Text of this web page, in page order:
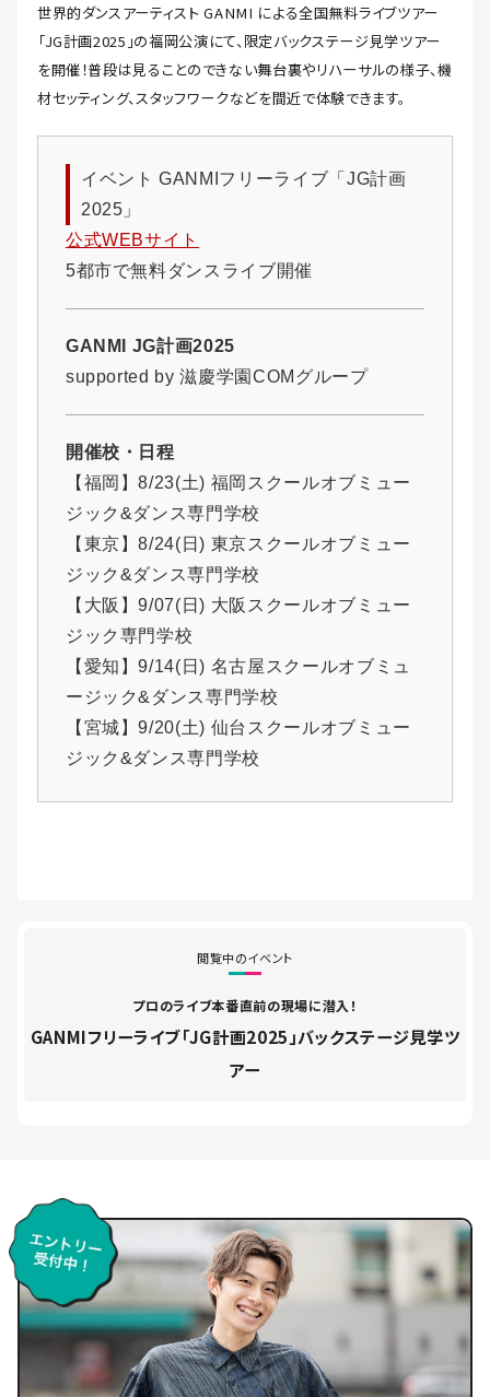
閲覧中のイベント
プロのライブ本番直前の現場に潜入！
GANMIフリーライブ「JG計画2025」バックステージ見学ツ
アー
世界的ダンスアーティスト GANMI による全国無料ライブツアー
「JG計画2025」の福岡公演にて、限定バックステージ見学ツアー
を開催！普段は見ることのできない舞台裏やリハーサルの様子、機
材セッティング、スタッフワークなどを間近で体験できます。
イベント GANMIフリーライブ「JG計画
2025」
公式WEBサイト
5都市で無料ダンスライブ開催
GANMI JG計画2025
supported by 滋慶学園COMグループ
開催校・日程
【福岡】8/23(土) 福岡スクールオブミュー
ジック&ダンス専門学校
【東京】8/24(日) 東京スクールオブミュー
ジック&ダンス専門学校
【大阪】9/07(日) 大阪スクールオブミュー
ジック専門学校
【愛知】9/14(日) 名古屋スクールオブミュ
ージック&ダンス専門学校
【宮城】9/20(土) 仙台スクールオブミュー
ジック&ダンス専門学校